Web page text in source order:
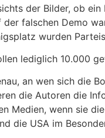
der Bilder, ob
falschen Demo
wurden
lediglich 10.000
an wen sich die
die Autoren die
Medien, wenn sie
die USA im